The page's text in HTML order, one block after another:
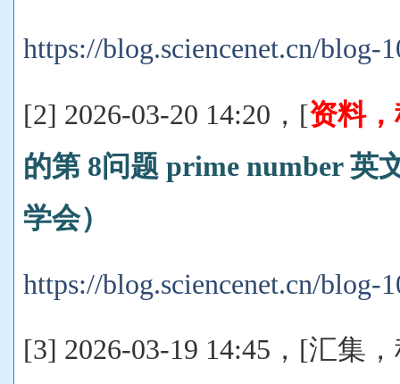
https://blog.sciencenet.cn/blog-
[2] 2026-03-20 14:20，[资料
的第 8问题 prime number 英
学会）
https://blog.sciencenet.cn/blog-
[3] 2026-03-19 14:45，[汇集